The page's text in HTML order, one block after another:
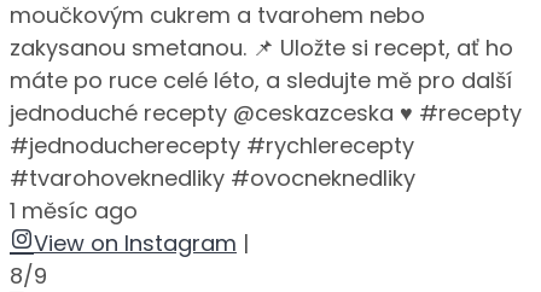
moučkovým cukrem a tvarohem nebo
zakysanou smetanou. 📌 Uložte si recept, ať ho
máte po ruce celé léto, a sledujte mě pro další
jednoduché recepty @ceskazceska ♥️ #recepty
#jednoducherecepty #rychlerecepty
#tvarohoveknedliky #ovocneknedliky
1 měsíc ago
View on Instagram |
8/9